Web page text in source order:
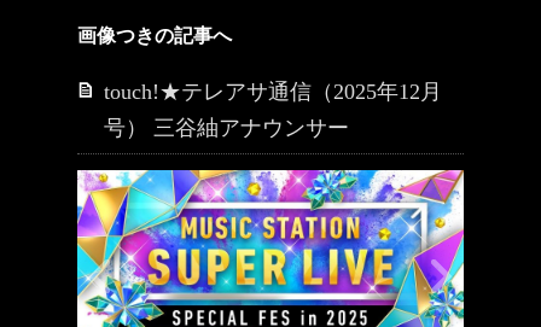
画像つきの記事へ
touch!★テレアサ通信（2025年12月
号） 三谷紬アナウンサー